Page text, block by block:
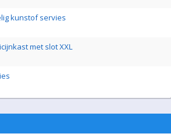
kunstof servies
met slot XXL